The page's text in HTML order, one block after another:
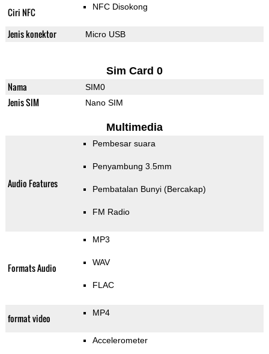
Ciri NFC NFC Disokong
Jenis konektor Micro USB
Sim Card 0
Nama SIM0
Jenis SIM Nano SIM
Multimedia
Audio Features
Pembesar suara
Penyambung 3.5mm
Pembatalan Bunyi (Bercakap)
FM Radio
Formats Audio
MP3
WAV
FLAC
format video MP4
Accelerometer